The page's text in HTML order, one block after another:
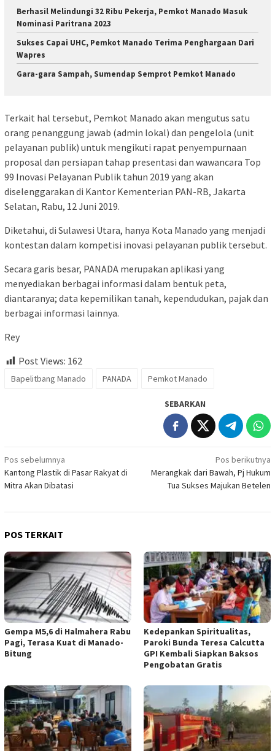
Berhasil Melindungi 32 Ribu Pekerja, Pemkot Manado Masuk
Nominasi Paritrana 2023
Sukses Capai UHC, Pemkot Manado Terima Penghargaan Dari
Wapres
Gara-gara Sampah, Sumendap Semprot Pemkot Manado
Terkait hal tersebut, Pemkot Manado akan mengutus satu
orang penanggung jawab (admin lokal) dan pengelola (unit
pelayanan publik) untuk mengikuti rapat penyempurnaan
proposal dan persiapan tahap presentasi dan wawancara Top
99 Inovasi Pelayanan Publik tahun 2019 yang akan
diselenggarakan di Kantor Kementerian PAN-RB, Jakarta
Selatan, Rabu, 12 Juni 2019.
Diketahui, di Sulawesi Utara, hanya Kota Manado yang menjadi
kontestan dalam kompetisi inovasi pelayanan publik tersebut.
Secara garis besar, PANADA merupakan aplikasi yang
menyediakan berbagai informasi dalam bentuk peta,
diantaranya; data kepemilikan tanah, kependudukan, pajak dan
berbagai informasi lainnya.
Rey
Post Views: 162
Bapelitbang Manado PANADA Pemkot Manado
SEBARKAN
Navigasi
pos
Pos sebelumnya
Kantong Plastik di Pasar Rakyat di
Mitra Akan Dibatasi
Pos berikutnya
Merangkak dari Bawah, Pj Hukum
Tua Sukses Majukan Betelen
POS TERKAIT
Gempa M5,6 di Halmahera Rabu
Pagi, Terasa Kuat di Manado-
Bitung
Kedepankan Spiritualitas,
Paroki Bunda Teresa Calcutta
GPI Kembali Siapkan Baksos
Pengobatan Gratis